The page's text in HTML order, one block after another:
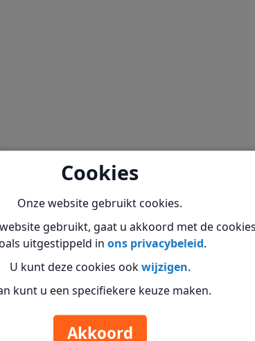
Cookies
Onze website gebruikt cookies.
gebruikt, gaat u akkoord met de
uitgestippeld in ons privacybeleid.
U kunt deze cookies ookwijzigen.
kunt u een specifiekere keuze maken.
Akkoord